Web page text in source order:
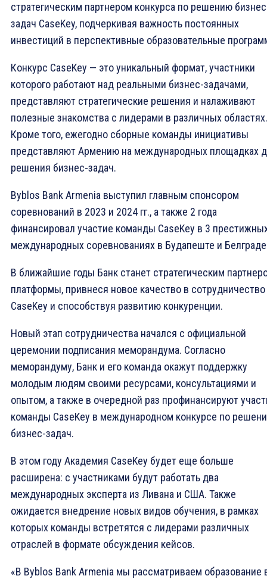
стратегическим партнером конкурса по решению
задач CaseKey, подчеркивая важность постоянных
инвестиций в перспективные образовательные
Конкурс CaseKey — это уникальный формат, участники
которого работают над реальными бизнес-задачами,
представляют стратегические решения и налаживают
полезные знакомства с лидерами в различных областях.
Кроме того, ежегодно сборные команды инициативы
представляют Армению на международных площадках
решения бизнес-задач.
Byblos Bank Armenia выступил главным спонсором
соревнований в 2023 и 2024 гг., а также 2 года
финансировал участие команды CaseKey в 3
международных соревнованиях в Будапеште и
В ближайшие годы Банк станет стратегическим
платформы, привнеся новое качество в
CaseKey и способствуя развитию конкуренции.
Новый этап сотрудничества начался с официальной
церемонии подписания меморандума. Согласно
меморандуму, Банк и его команда окажут поддержку
молодым людям своими ресурсами, консультациями и
опытом, а также в очередной раз профинансируют
команды CaseKey в международном конкурсе по
бизнес-задач.
В этом году Академия CaseKey будет еще больше
расширена: с участниками будут работать два
международных эксперта из Ливана и США. Также
ожидается внедрение новых видов обучения, в рамках
которых команды встретятся с лидерами различных
отраслей в формате обсуждения кейсов.
«В Byblos Bank Armenia мы рассматриваем образование